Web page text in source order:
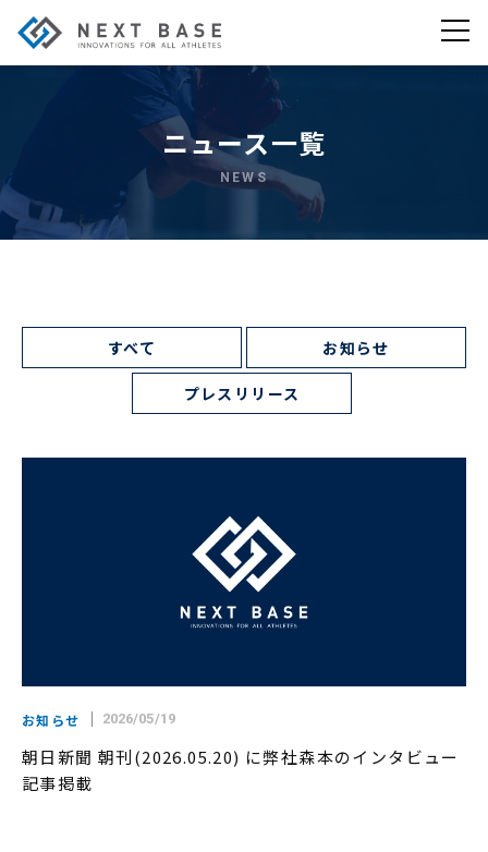
ニュース一覧
NEWS
すべて お知らせ
プレスリリース
お知らせ 2026/05/19
朝日新聞 朝刊(2026.05.20) に弊社森本のインタビュー
記事掲載